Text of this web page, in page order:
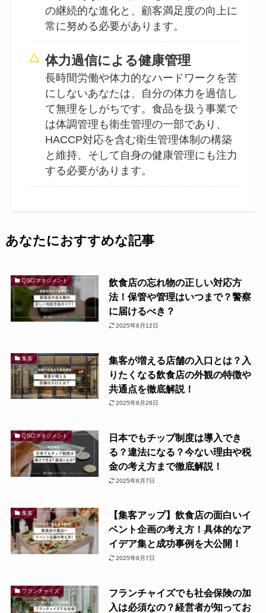
の継続的な進化と、顧客満足度の向上に
常に努める必要があります。
体力過信による健康管理
長時間労働や体力的なハードワークを苦
にしないあなたは、自分の体力を過信し
て無理をしがちです。食品を扱う事業で
は体調管理も衛生管理の一部であり、
HACCP対応を含む衛生管理体制の構築
と維持、そして自身の健康管理にも注力
する必要があります。
あなたにおすすめな記事
QSC/マネジメント
飲食店の忘れ物の正しい対応方
法！保管や管理はいつまで？警察
に届けるべき？
2025年8月12日
集客
集客が増える店舗の入口とは？入
りたくなる飲食店の外観の特徴や
共通点を徹底解説！
2025年8月26日
QSC/マネジメント
日本でもチップ制度は導入でき
る？違法になる？今ない理由や税
金の考え方まで徹底解説！
2025年8月7日
集客
【集客アップ】飲食店の面白いイ
ベント企画の考え方！具体的なア
イデア集と成功事例を大公開！
2025年8月7日
フランチャイズ
フランチャイズでも社会保険の加
入は必須なの？経営者が知ってお